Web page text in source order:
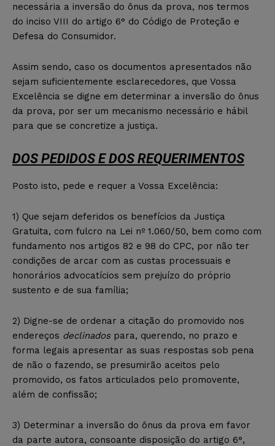
necessária a inversão do ônus da prova, nos termos
do inciso VIII do artigo 6° do Código de Proteção e
Defesa do Consumidor.
Assim sendo, caso os documentos apresentados não
sejam suficientemente esclarecedores, que Vossa
Excelência se digne em determinar a inversão do ônus
da prova, por ser um mecanismo necessário e hábil
para que se concretize a justiça.
DOS PEDIDOS E DOS REQUERIMENTOS
Posto isto, pede e requer a Vossa Excelência:
1) Que sejam deferidos os benefícios da Justiça
Gratuita, com fulcro na Lei nº 1.060/50, bem como com
fundamento nos artigos 82 e 98 do CPC, por não ter
condições de arcar com as custas processuais e
honorários advocatícios sem prejuízo do próprio
sustento e de sua família;
2) Digne-se de ordenar a citação do promovido nos
endereços declinadospara, querendo, no prazo e
forma legais apresentar as suas respostas sob pena
de não o fazendo, se presumirão aceitos pelo
promovido, os fatos articulados pelo promovente,
além de confissão;
3) Determinar a inversão do ônus da prova em favor
da parte autora, consoante disposição do artigo 6°,